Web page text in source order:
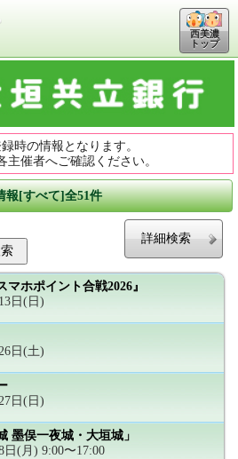
西美濃
トップ
時の情報となります。
主催者へご確認ください。
情報[すべて]全51件
詳細検索
ホポイント合戦2026』
日(日)
日(土)
日(日)
墨俣一夜城・大垣城」
日(月) 9:00〜17:00